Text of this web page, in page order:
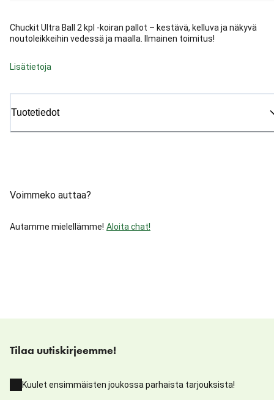
Chuckit Ultra Ball 2 kpl -koiran pallot – kestävä, kelluva ja näkyvä
noutoleikkeihin vedessä ja maalla. Ilmainen toimitus!
Lisätietoja
Tuotetiedot
Voimmeko auttaa?
Autamme mielellämme! Aloita chat!
Tilaa uutiskirjeemme!
Kuulet ensimmäisten joukossa parhaista tarjouksista!